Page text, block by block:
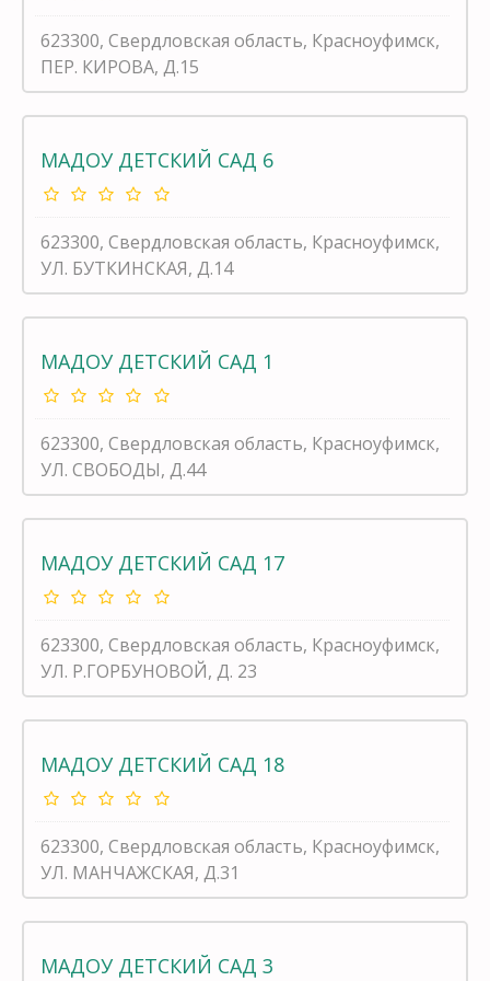
623300, Свердловская область, Красноуфимск,
ПЕР. КИРОВА, Д.15
МАДОУ ДЕТСКИЙ САД 6
623300, Свердловская область, Красноуфимск,
УЛ. БУТКИНСКАЯ, Д.14
МАДОУ ДЕТСКИЙ САД 1
623300, Свердловская область, Красноуфимск,
УЛ. СВОБОДЫ, Д.44
МАДОУ ДЕТСКИЙ САД 17
623300, Свердловская область, Красноуфимск,
УЛ. Р.ГОРБУНОВОЙ, Д. 23
МАДОУ ДЕТСКИЙ САД 18
623300, Свердловская область, Красноуфимск,
УЛ. МАНЧАЖСКАЯ, Д.31
МАДОУ ДЕТСКИЙ САД 3